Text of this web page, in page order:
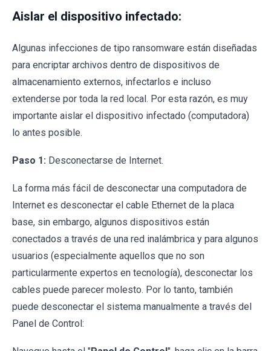
Aislar el dispositivo infectado:
Algunas infecciones de tipo ransomware están diseñadas
para encriptar archivos dentro de dispositivos de
almacenamiento externos, infectarlos e incluso
extenderse por toda la red local. Por esta razón, es muy
importante aislar el dispositivo infectado (computadora)
lo antes posible.
Paso 1: Desconectarse de Internet.
La forma más fácil de desconectar una computadora de
Internet es desconectar el cable Ethernet de la placa
base, sin embargo, algunos dispositivos están
conectados a través de una red inalámbrica y para algunos
usuarios (especialmente aquellos que no son
particularmente expertos en tecnología), desconectar los
cables puede parecer molesto. Por lo tanto, también
puede desconectar el sistema manualmente a través del
Panel de Control: